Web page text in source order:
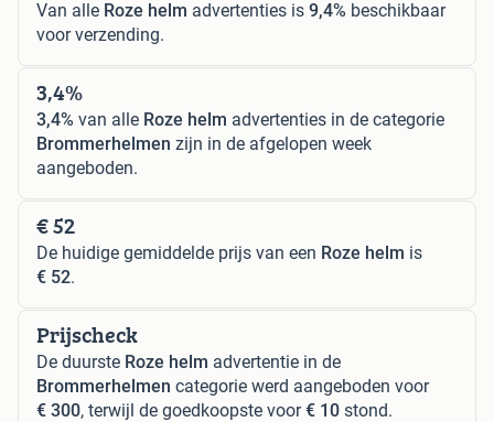
Van alle Roze helm advertenties is 9,4% beschikbaar
voor verzending.
3,4%
3,4% van alle Roze helm advertenties in de categorie
Brommerhelmen zijn in de afgelopen week
aangeboden.
€ 52
De huidige gemiddelde prijs van een Roze helm is
€ 52.
Prijscheck
De duurste Roze helm advertentie in de
Brommerhelmen categorie werd aangeboden voor
€ 300, terwijl de goedkoopste voor€ 10 stond.